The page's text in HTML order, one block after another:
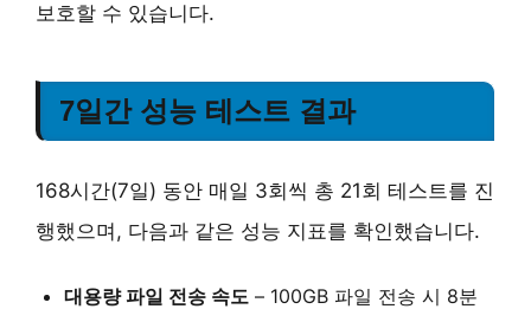
보호할 수 있습니다.
7일간 성능 테스트 결과
168시간(7일) 동안 매일 3회씩 총 21회 테스트를 진
행했으며, 다음과 같은 성능 지표를 확인했습니다.
대용량 파일 전송 속도 – 100GB 파일 전송 시 8분